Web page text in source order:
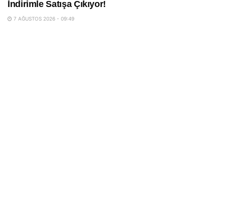
İndirimle Satışa Çıkıyor!
7 AĞUSTOS 2026 - 09:49